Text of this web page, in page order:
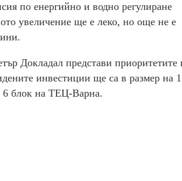
по енергийно и водно регулиране
увеличение ще е леко, но още не е
Докладал представи приоритетите
инвестиции ще са в размер на
6 блок на ТЕЦ-Варна.